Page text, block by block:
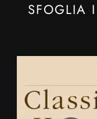
SFOGLIA